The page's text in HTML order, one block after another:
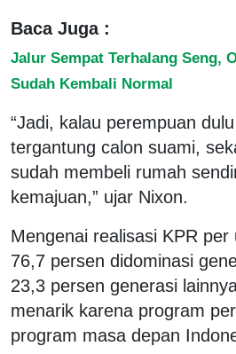
Baca Juga :
Jalur Sempat Terhalang Seng,
Sudah Kembali Normal
“Jadi, kalau perempuan
tergantung calon suami,
sudah membeli rumah
kemajuan,” ujar Nixon.
Mengenai realisasi KPR per
76,7 persen didominasi
23,3 persen generasi
menarik karena program
program masa depan